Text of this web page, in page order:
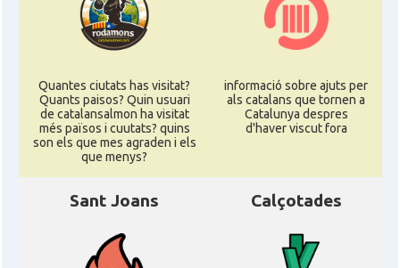
Quantes ciutats has visitat?
Quants paisos? Quin usuari
de catalansalmon ha visitat
més països i cuutats? quins
son els que mes agraden i els
que menys?
informació sobre ajuts per
als catalans que tornen a
Catalunya despres
d'haver viscut fora
Sant Joans Calçotades